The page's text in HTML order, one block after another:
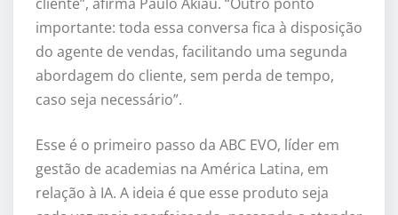
importante: toda essa conversa fica à disposição
do agente de vendas, facilitando uma segunda
abordagem do cliente, sem perda de tempo,
caso seja necessário”.
Esse é o primeiro passo da ABC EVO, líder em
gestão de academias na América Latina, em
relação à IA. A ideia é que esse produto seja